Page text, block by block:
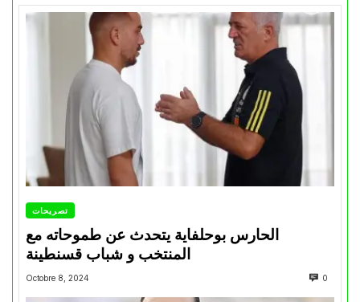
تصريحات
الحارس بوحلفاية يتحدث عن طموحاته مع
المنتخب و شباب قسنطينة
Octobre 8, 2024 0